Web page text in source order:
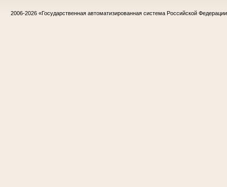
2006-2026 «Государственная автоматизированная система Российской